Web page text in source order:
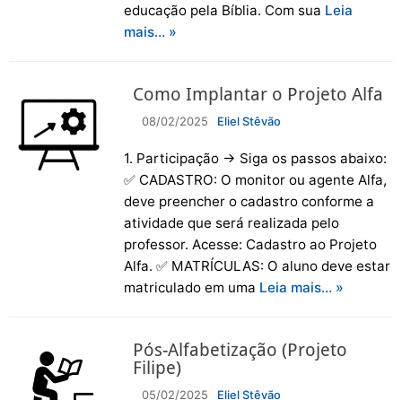
educação pela Bíblia. Com sua Leia
mais… »
Como Implantar o Projeto Alfa
08/02/2025 Eliel Stêvão
1. Participação → Siga os passos abaixo:
✅ CADASTRO: O monitor ou agente Alfa,
deve preencher o cadastro conforme a
atividade que será realizada pelo
professor. Acesse: Cadastro ao Projeto
Alfa. ✅ MATRÍCULAS: O aluno deve estar
matriculado em uma Leia mais… »
Pós-Alfabetização (Projeto
Filipe)
05/02/2025 Eliel Stêvão